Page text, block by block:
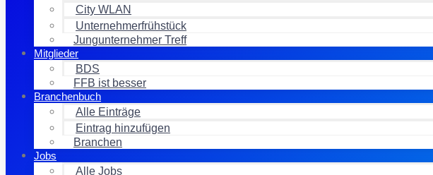
City WLAN
Unternehmerfrühstück
Jungunternehmer Treff
Mitglieder
BDS
FFB ist besser
Branchenbuch
Alle Einträge
Eintrag hinzufügen
Branchen
Jobs
Alle Jobs